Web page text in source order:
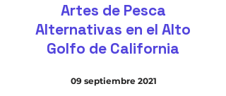
Artes de Pesca
Alternativas en el Alto
Golfo de California
09 septiembre 2021